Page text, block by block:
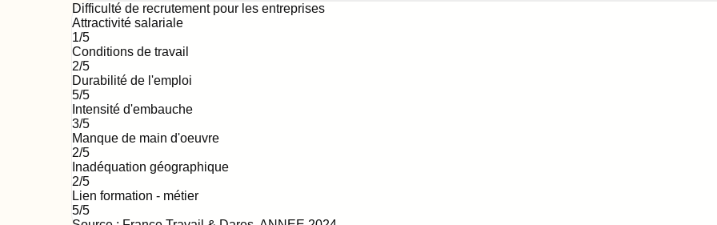
Difficulté de recrutement pour les entreprises
Attractivité salariale
1/5
Conditions de travail
2/5
Durabilité de l'emploi
5/5
Intensité d'embauche
3/5
Manque de main d'oeuvre
2/5
Inadéquation géographique
2/5
Lien formation - métier
5/5